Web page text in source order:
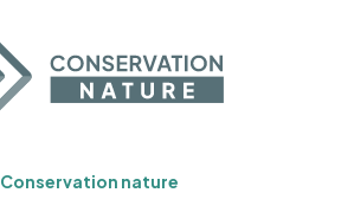
Conservation nature